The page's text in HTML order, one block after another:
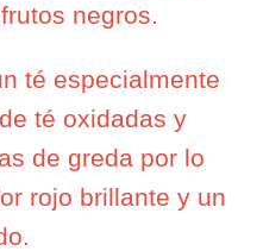
negros.
té especialmente
té oxidadas y
de greda por lo
rojo brillante y un